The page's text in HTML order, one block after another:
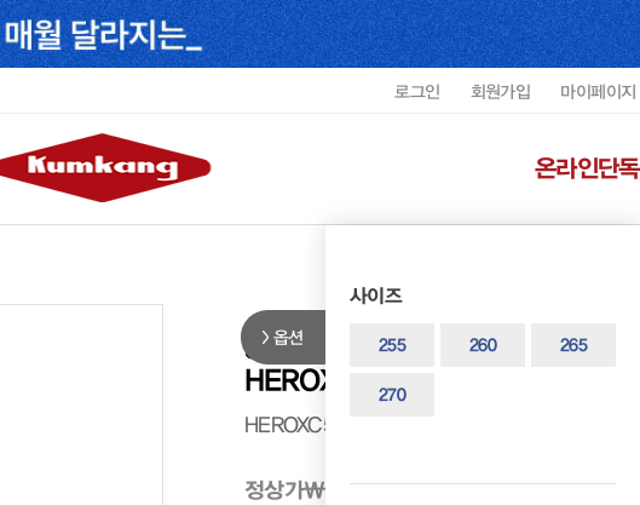
로그인 회원가입 마이페이지
온라인단독
옵션
사이즈
255 260 265
270
헤리티지 남성 고어텍스 스트레이
HEROXC5001GC1
HEROXC5001GC1
정상가₩ 499,000